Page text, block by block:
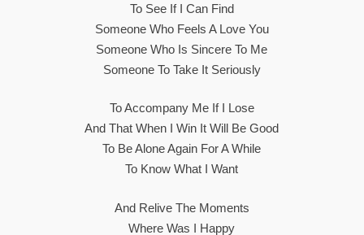
To See If I Can Find
Someone Who Feels A Love You
Someone Who Is Sincere To Me
Someone To Take It Seriously
To Accompany Me If I Lose
And That When I Win It Will Be Good
To Be Alone Again For A While
To Know What I Want
And Relive The Moments
Where Was I Happy